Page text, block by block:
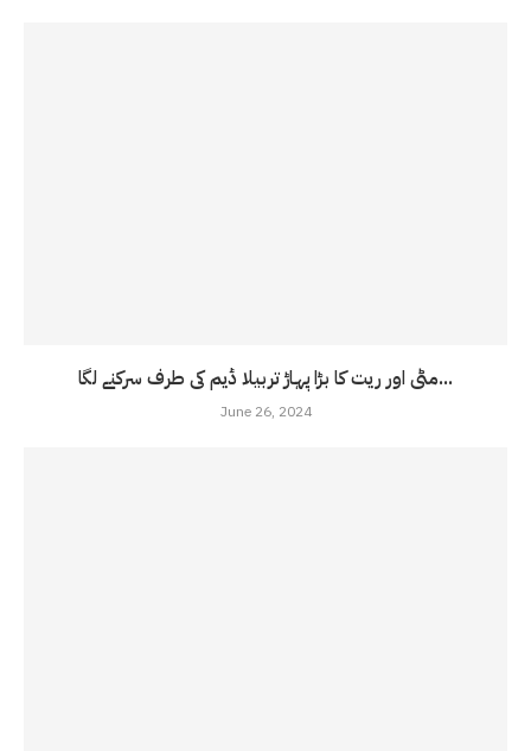
مٹی اور ریت کا بڑا پہاڑ تربیلا ڈیم کی طرف سرکنے لگا...
June 26, 2024